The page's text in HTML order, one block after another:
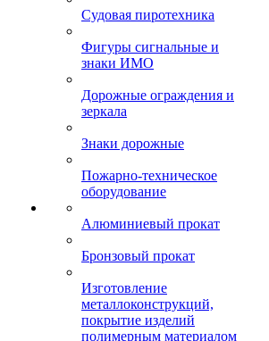
Судовая пиротехника
Фигуры сигнальные и
знаки ИМО
Дорожные ограждения и
зеркала
Знаки дорожные
Пожарно-техническое
оборудование
Алюминиевый прокат
Бронзовый прокат
Изготовление
металлоконструкций,
покрытие изделий
полимерным материалом